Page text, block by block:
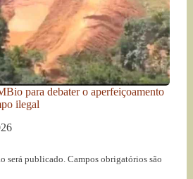
para debater o aperfeiçoamento
ilegal
será publicado. Campos obrigatórios são